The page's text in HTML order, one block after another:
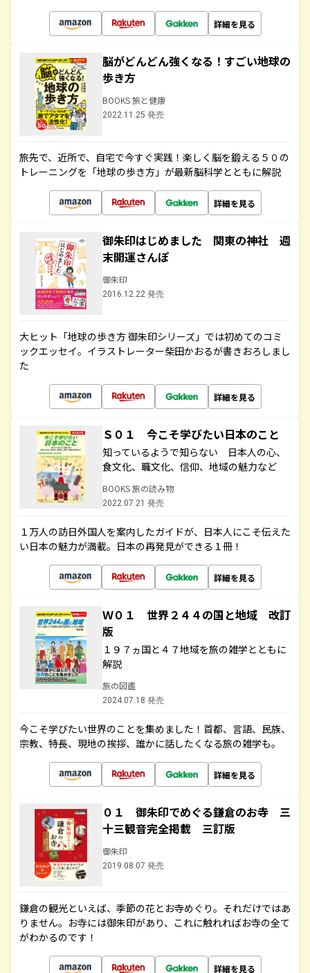
詳細を見る
脳がどんどん強くなる！すごい地球の
歩き方
BOOKS 旅と健康
2022.11.25 発売
旅先で、近所で、自宅で今すぐ実践！楽しく脳を鍛える５０の
トレーニングを「地球の歩き方」が最新脳科学とともに解説
詳細を見る
御朱印はじめました 関東の神社 週
末開運さんぽ
御朱印
2016.12.22 発売
大ヒット「地球の歩き方 御朱印シリーズ」では初めてのコミ
ックエッセイ。イラストレーター柴田かおるが書きおろしまし
た
詳細を見る
Ｓ０１ 今こそ学びたい日本のこと
知っているようで知らない 日本人の心、
食文化、職文化、信仰、地域の魅力など
BOOKS 旅の読み物
2022.07.21 発売
１万人の訪日外国人を案内したガイドが、日本人にこそ伝えた
い日本の魅力が満載。日本の再発見ができる１冊！
詳細を見る
Ｗ０１ 世界２４４の国と地域 改訂
版
１９７ヵ国と４７地域を旅の雑学とともに
解説
旅の図鑑
2024.07.18 発売
今こそ学びたい世界のことを集めました！首都、言語、民族、
宗教、特長、現地の挨拶、誰かに話したくなる旅の雑学も。
詳細を見る
０１ 御朱印でめぐる鎌倉のお寺 三
十三観音完全掲載 三訂版
御朱印
2019.08.07 発売
鎌倉の観光といえば、季節の花とお寺めぐり。それだけではあ
りません。お寺には御朱印があり、これに触れればお寺の全て
がわかるのです！
詳細を見る